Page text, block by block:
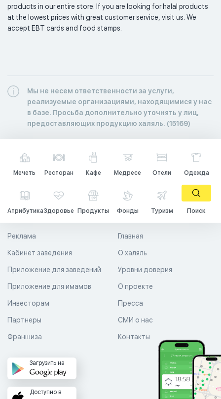
products in our entire store. If you are looking for halal products
at the lowest prices with great customer service, visit us. We
accept EBT cards and food stamps.
Мы не несем ответственности за услуги,
реализуемые организациями, находящимися у нас
в базе. Просьба дополнительно уточнять у лиц,
предоставляющих продукцию халяль. (15169)
Мечеть Ресторан Кафе Медресе Отели Одежда
АтрибутикаЗдоровье Продукты Фонды Туризм Поиск
Главная
О халяль
Уровни доверия
Реклама
Кабинет заведения
Приложение для заведений
Приложение для имамов О проекте
Пресса
СМИ о нас
Контакты
Инвесторам
Партнеры
Франшиза
Загрузить на
Доступно в